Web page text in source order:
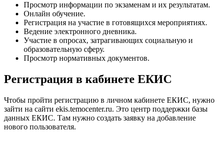
Просмотр информации по экзаменам и их результатам.
Онлайн обучение.
Регистрация на участие в готовящихся мероприятиях.
Ведение электронного дневника.
Участие в опросах, затрагивающих социальную и
образовательную сферу.
Просмотр нормативных документов.
Регистрация в кабинете ЕКИС
Чтобы пройти регистрацию в личном кабинете ЕКИС, нужно
зайти на сайти ekis.temocenter.ru. Это центр поддержки базы
данных ЕКИС. Там нужно создать заявку на добавление
нового пользователя.